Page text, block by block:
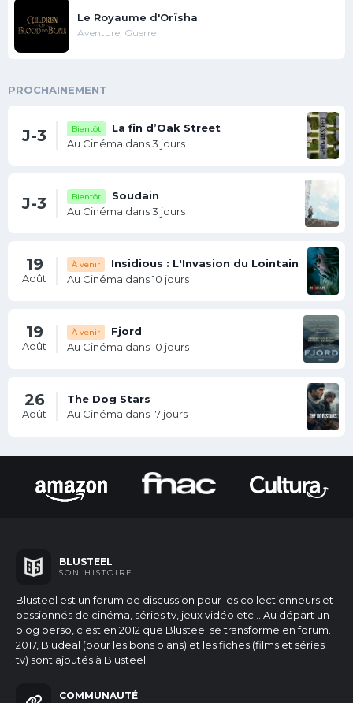
Le Royaume d'Orïsha
Aventure, Guerre
PROCHAINEMENT
J-3 Bientôt
La fin d’Oak Street
Au Cinéma dans 3 jours
J-3 Bientôt
Soudain
Au Cinéma dans 3 jours
19
Août
À venir
Insidious : L'Invasion du Lointain
Au Cinéma dans 10 jours
19
Août
À venir
Fjord
Au Cinéma dans 10 jours
26
Août
The Dog Stars
Au Cinéma dans 17 jours
BLUSTEEL
SON HISTOIRE
Blusteel est un forum de discussion pour les collectionneurs et
passionnés de cinéma, séries tv, jeux vidéo etc...
Au départ un
blog perso, c'est en 2012 que Blusteel se transforme en forum.
2017, Bludeal (pour les bons plans) et les fiches (films et séries
tv) sont ajoutés à Blusteel.
COMMUNAUTÉ